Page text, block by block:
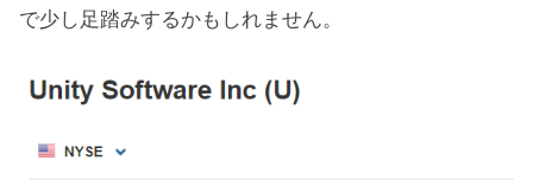
で少し足踏みするかもしれません。